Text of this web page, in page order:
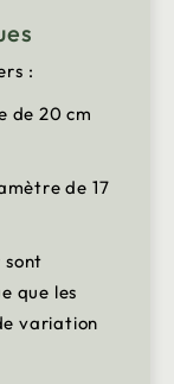
:
de 20 cm
de 17
sont
que les
variation